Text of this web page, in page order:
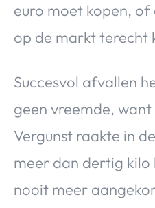
euro moet kopen,
op de markt terecht
Succesvol afvallen
geen vreemde,
Vergunst raakte in
meer dan dertig kilo
nooit meer